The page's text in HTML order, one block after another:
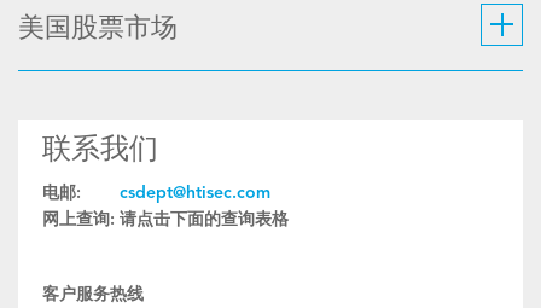
美国股票市场
联系我们
电邮:
csdept@htisec.com
网上查询: 请点击下面的查询表格
客户服务热线